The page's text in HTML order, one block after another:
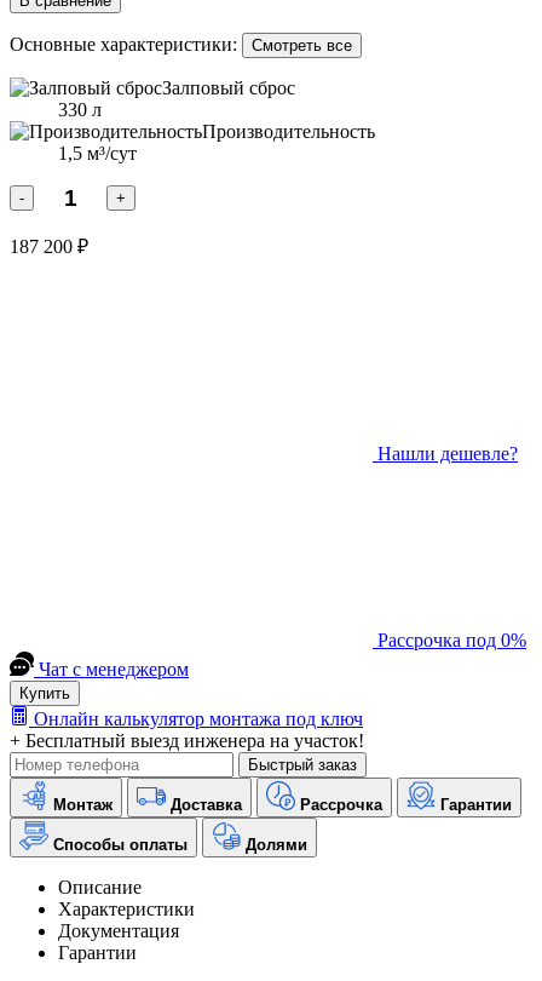
Основные характеристики: Смотреть все
Залповый сброс
330 л
Производительность
1,5 м³/сут
- +
187 200 ₽
Нашли дешевле?
Рассрочка под 0%
Чат с менеджером
Купить
Онлайн калькулятор монтажа под ключ
+ Бесплатный выезд инженера на участок!
Быстрый заказ
Монтаж Доставка Рассрочка Гарантии
Способы оплаты Долями
Описание
Характеристики
Документация
Гарантии